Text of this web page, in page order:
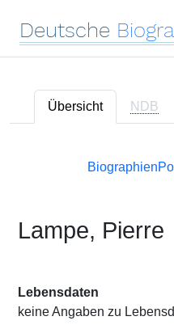
Deutsche
Übersicht NDB
Biographien
Lampe, Pierre
Lebensdaten
keine Angaben zu